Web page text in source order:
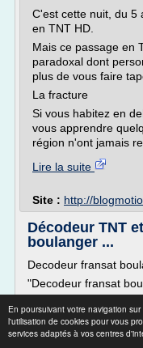
En poursuivant votre navigation
l'utilisation de cookies pour vous
services adaptés à vos centres
C'est cette nuit, du 5
en TNT HD.
Mais ce passage en
paradoxal dont
plus de vous faire
La fracture
Si vous habitez en
vous apprendre
région n'ont jamais
Lire la suite
Site : http://
Décodeur TNT
boulanger ...
Decodeur fransat
"Decodeur fransat
Kelkoo vous aide à
Décodeur TNT et
Trouvez votre produit